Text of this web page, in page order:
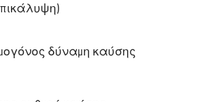
δύναμη καύσης